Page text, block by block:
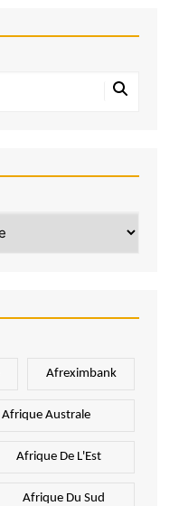
Afreximbank
Afrique Australe
Afrique De L'Est
Afrique Du Sud